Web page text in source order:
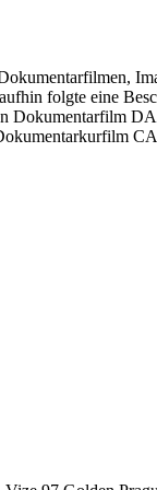
folgte eine
Dokumentarfilm